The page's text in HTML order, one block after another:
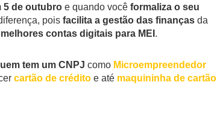
5 de outubro e quando você formaliza o seu
pois facilita a gestão das finanças da
melhores contas digitais para MEI .
tem um CNPJ como Microempreendedor
cartão de crédito e até maquininha de cartão